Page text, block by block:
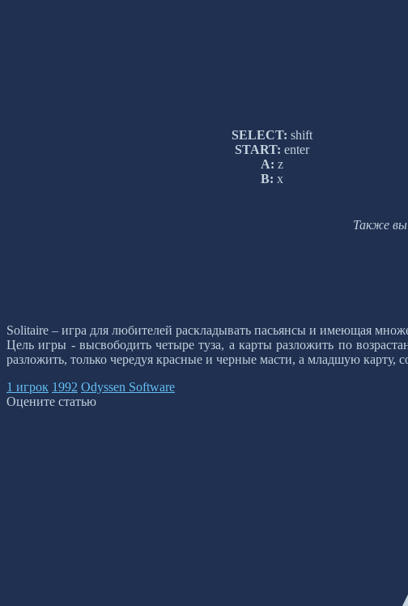
SELECT: shift
START: enter
A: z
B: x
Также
Solitaire – игра для любителей раскладывать пасьянсы и имеющая
Цель игры - высвободить четыре туза, а карты разложить по
разложить, только чередуя красные и черные масти, а младшую карту,
1 игрок 1992 Odyssen Software
Оцените статью